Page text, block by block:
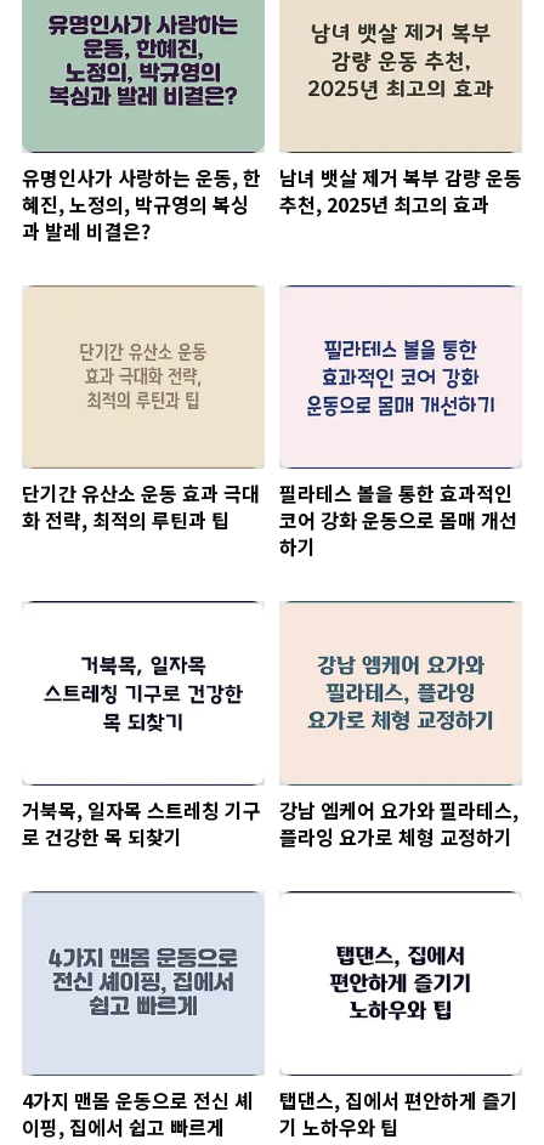
유명인사가 사랑하는 운동, 한
혜진, 노정의, 박규영의 복싱
과 발레 비결은?
남녀 뱃살 제거 복부 감량 운동
추천, 2025년 최고의 효과
단기간 유산소 운동 효과 극대
화 전략, 최적의 루틴과 팁
필라테스 볼을 통한 효과적인
코어 강화 운동으로 몸매 개선
하기
거북목, 일자목 스트레칭 기구
로 건강한 목 되찾기
강남 엠케어 요가와 필라테스,
플라잉 요가로 체형 교정하기
4가지 맨몸 운동으로 전신 셰
이핑, 집에서 쉽고 빠르게
탭댄스, 집에서 편안하게 즐기
기 노하우와 팁